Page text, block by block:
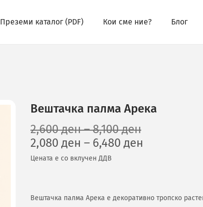
Преземи каталог (PDF) Кои сме ние? Блог
Вештачка палма Арека
2,600ден–8,100ден
2,080 ден – 6,480 ден
Цената е со вклучен ДДВ
Вештачка палма Арека е декоративно тропско